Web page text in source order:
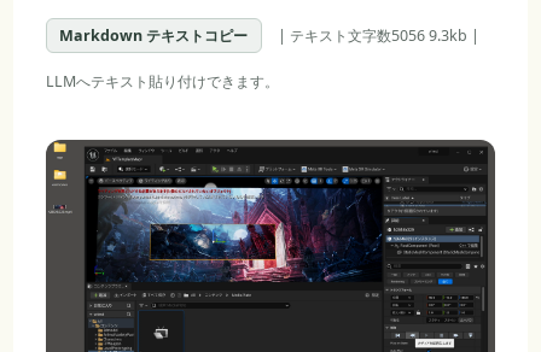
Markdown テキストコピー | テキスト文字数5056 9.3kb |
LLMへテキスト貼り付けできます。